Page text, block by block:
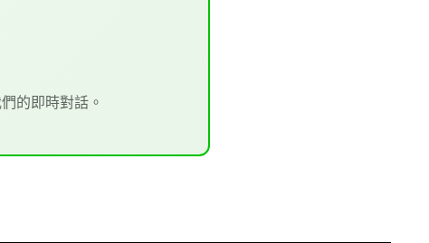
的即時對話。